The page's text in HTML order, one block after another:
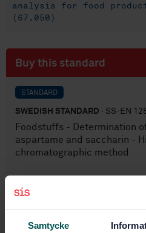
Samtycke
analysis for food
(67.050)
Buy this standard
STANDARD
SWEDISH STANDARD · SS-EN
Foodstuffs - Determination
aspartame and saccharin -
chromatographic method